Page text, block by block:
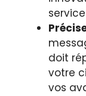
doit
votre
vos